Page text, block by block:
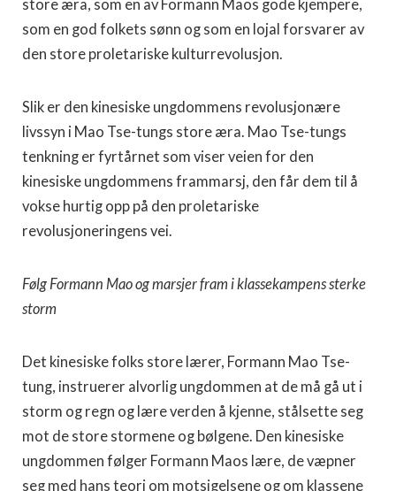
store æra, som en av Formann Maos gode kjempere,
som en god folkets sønn og som en lojal forsvarer av
den store proletariske kulturrevolusjon.
Slik er den kinesiske ungdommens revolusjonære
livssyn i Mao Tse-tungs store æra. Mao Tse-tungs
tenkning er fyrtårnet som viser veien for den
kinesiske ungdommens frammarsj, den får dem til å
vokse hurtig opp på den proletariske
revolusjoneringens vei.
Følg Formann Mao og marsjer fram i klassekampens sterke
storm
Det kinesiske folks store lærer, Formann Mao Tse-
tung, instruerer alvorlig ungdommen at de må gå ut i
storm og regn og lære verden å kjenne, stålsette seg
mot de store stormene og bølgene. Den kinesiske
ungdommen følger Formann Maos lære, de væpner
seg med hans teori om motsigelsene og om klassene